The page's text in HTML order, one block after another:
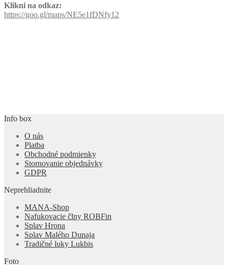
Klikni na odkaz:
https://goo.gl/maps/NE5e1fDNfy12
Info box
O nás
Platba
Obchodné podmienky
Stornovanie objednávky
GDPR
Neprehliadnite
MANA-Shop
Nafukovacie člny ROBFin
Splav Hrona
Splav Malého Dunaja
Tradičné luky Lukbis
Foto